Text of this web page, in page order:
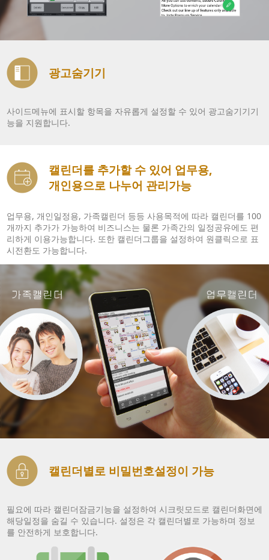
광고숨기기
사이드메뉴에 표시할 항목을 자유롭게 설정할 수 있어 광고숨기기기
능을 지원합니다.
캘린더를 추가할 수 있어 업무용,
개인용으로 나누어 관리가능
업무용, 개인일정용, 가족캘린더 등등 사용목적에 따라 캘린더를 100
개까지 추가가 가능하여 비즈니스는 물론 가족간의 일정공유에도 편
리하게 이용가능합니다. 또한 캘린더그룹을 설정하여 원클릭으로 표
시전환도 가능합니다.
캘린더별로 비밀번호설정이 가능
필요에 따라 캘린더잠금기능을 설정하여 시크릿모드로 캘린더화면에
해당일정을 숨길 수 있습니다. 설정은 각 캘린더별로 가능하며 정보
를 안전하게 보호합니다.